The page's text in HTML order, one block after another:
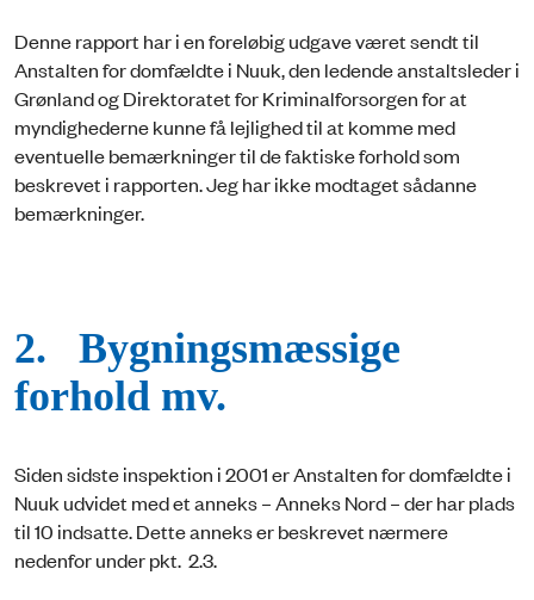
Denne rapport har i en foreløbig udgave været sendt til
Anstalten for domfældte i Nuuk, den ledende anstaltsleder i
Grønland og Direktoratet for Kriminalforsorgen for at
myndighederne kunne få lejlighed til at komme med
eventuelle bemærkninger til de faktiske forhold som
beskrevet i rapporten. Jeg har ikke modtaget sådanne
bemærkninger.
2. Bygningsmæssige
forhold mv.
Siden sidste inspektion i 2001 er Anstalten for domfældte i
Nuuk udvidet med et anneks – Anneks Nord – der har plads
til 10 indsatte. Dette anneks er beskrevet nærmere
nedenfor under pkt. 2.3.